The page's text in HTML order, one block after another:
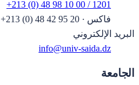
+213 (0) 48 98 10 00 / 1201
فاكس ·
+213 (0) 48 42 95 20
البريد الإلكتروني
info@univ-saida.dz
الجامعة